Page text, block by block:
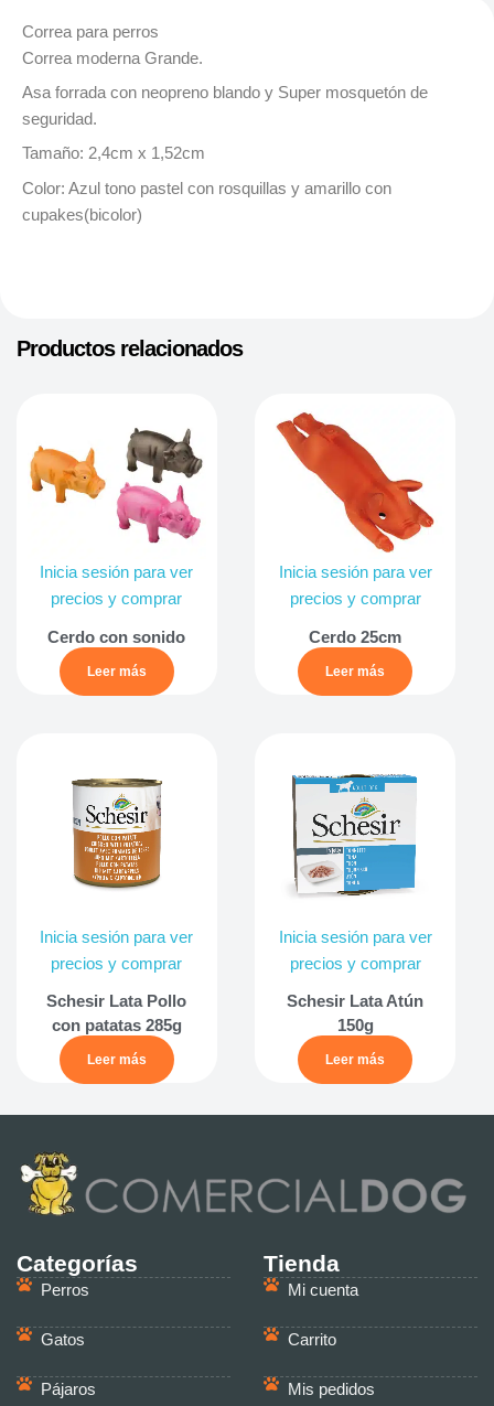
Correa para perros
Correa moderna Grande.
Asa forrada con neopreno blando y Super mosquetón de
seguridad.
Tamaño: 2,4cm x 1,52cm
Color: Azul tono pastel con rosquillas y amarillo con
cupakes(bicolor)
Productos relacionados
Inicia sesión para ver
precios y comprar
Cerdo con sonido
Leer más
Inicia sesión para ver
precios y comprar
Cerdo 25cm
Leer más
Inicia sesión para ver
precios y comprar
Schesir Lata Pollo
con patatas 285g
Leer más
Inicia sesión para ver
precios y comprar
Schesir Lata Atún
150g
Leer más
Categorías
Perros
Gatos
Pájaros
Tienda
Mi cuenta
Carrito
Mis pedidos